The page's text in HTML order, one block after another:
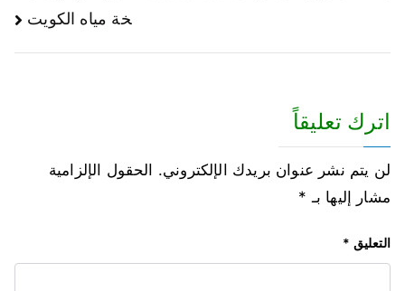
خة مياه الكويت
اترك تعليقاً
لن يتم نشر عنوان بريدك الإلكتروني.
الحقول الإلزامية
مشار إليها بـ *
التعليق *